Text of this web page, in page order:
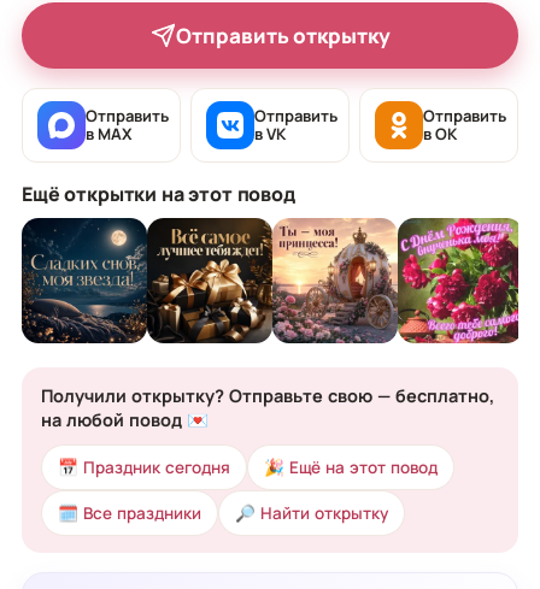
Отправить открытку
Отправить
в MAX
Отправить
в VK
Отправить
в OK
Ещё открытки на этот повод
Получили открытку? Отправьте свою — бесплатно,
на любой повод 💌
📅 Праздник сегодня 🎉 Ещё на этот повод
🗓 Все праздники 🔎 Найти открытку